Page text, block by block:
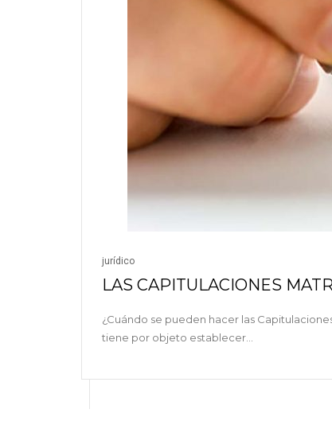
jurídico
LAS CAPITULACIONES
¿Cuándo se pueden hacer las
tiene por objeto establecer…